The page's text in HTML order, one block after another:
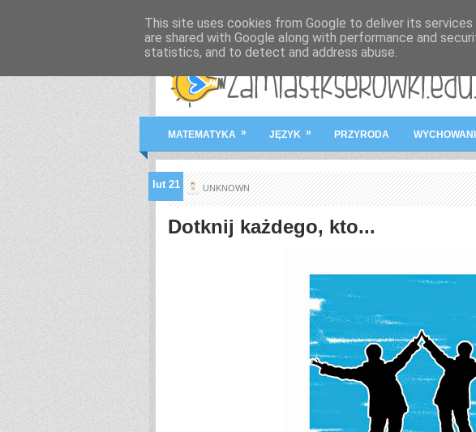
MATEMATYKA » JĘZYK » PRZYRODA
lut 21 UNKNOWN
Dotknij każdego, kto...
This site uses cookies from Google to deliver its
are shared with Google along with performance and
statistics, and to detect and address abuse.